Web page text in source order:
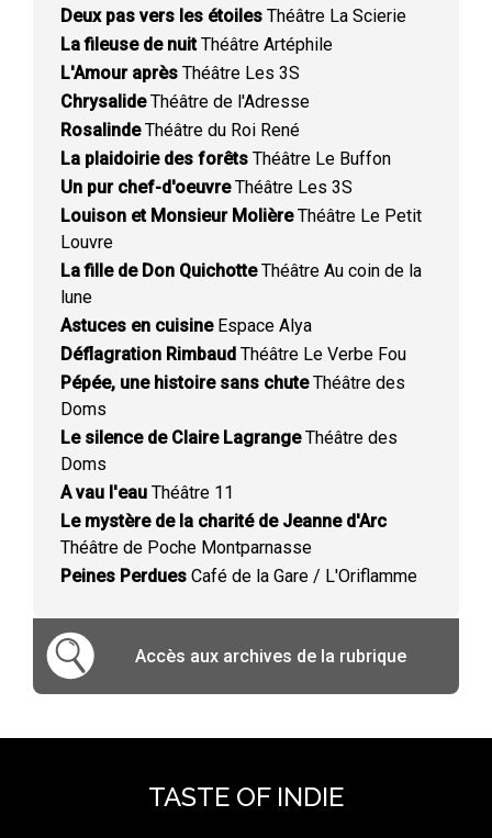
Deux pas vers les étoiles Théâtre La Scierie
La fileuse de nuitThéâtre Artéphile
L'Amour après Théâtre Les 3S
ChrysalideThéâtre de l'Adresse
RosalindeThéâtre du Roi René
La plaidoirie des forêts Théâtre Le Buffon
Un pur chef-d'oeuvreThéâtre Les 3S
Louison et Monsieur MolièreThéâtre Le Petit
Louvre
La fille de Don QuichotteThéâtre Au coin de la
lune
Astuces en cuisineEspace Alya
Déflagration Rimbaud Théâtre Le Verbe Fou
Pépée, une histoire sans chuteThéâtre des
Doms
Le silence de Claire LagrangeThéâtre des
Doms
A vau l'eau Théâtre 11
Le mystère de la charité de Jeanne d'Arc
Théâtre de Poche Montparnasse
Peines Perdues Café de la Gare / L'Oriflamme
Accès aux archives de la rubrique
TASTE OF INDIE